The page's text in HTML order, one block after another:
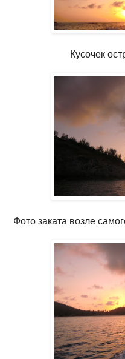
Кусочек
Фото заката возле